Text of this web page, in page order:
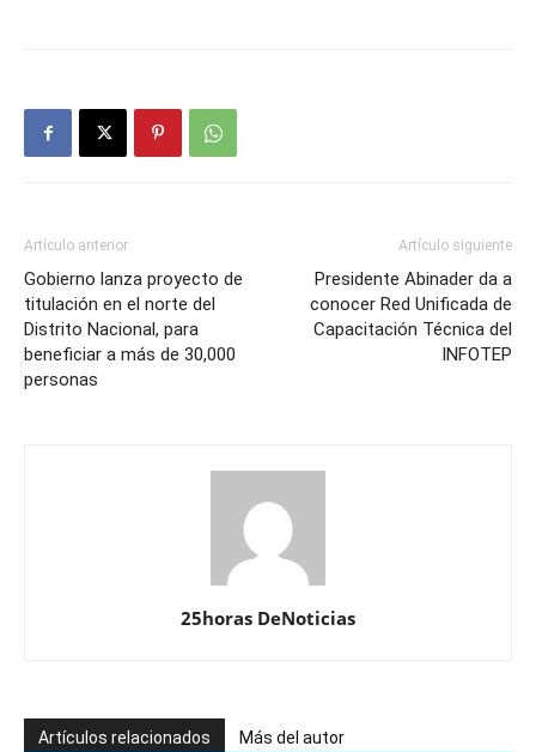
Artículo anterior
Gobierno lanza proyecto de
titulación en el norte del
Distrito Nacional, para
beneficiar a más de 30,000
personas
Artículo siguiente
Presidente Abinader da a
conocer Red Unificada de
Capacitación Técnica del
INFOTEP
25horas DeNoticias
Artículos relacionados Más del autor